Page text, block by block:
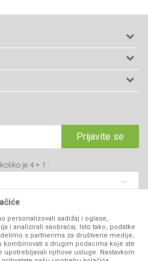
235/2
Prijavite se
je 4 + 1 :
Prijavite se
personalizovali sadržaj i oglase,
i analizirali saobraćaj. Isto tako, podatke
s partnerima za društvene medije,
kombinovati s drugim podacima koje ste
njihove usluge. Nastavkom